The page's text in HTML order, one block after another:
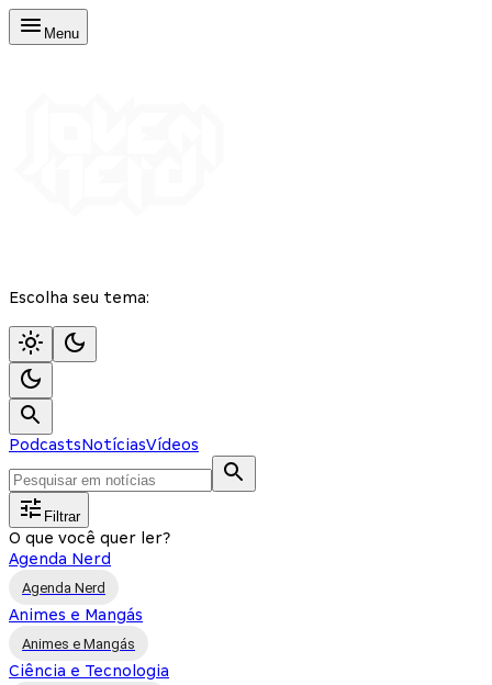
Menu
Escolha seu tema:
PodcastsNotíciasVídeos
Filtrar
O que você quer ler?
Agenda Nerd
Agenda Nerd
Animes e Mangás
Animes e Mangás
Ciência e Tecnologia